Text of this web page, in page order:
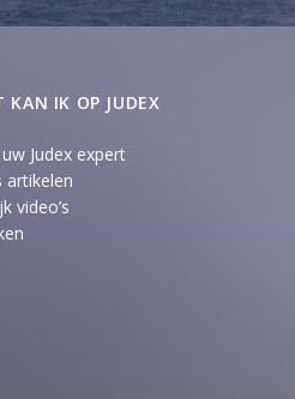
KAN IK OP JUDEX
Judex expert
artikelen
video’s